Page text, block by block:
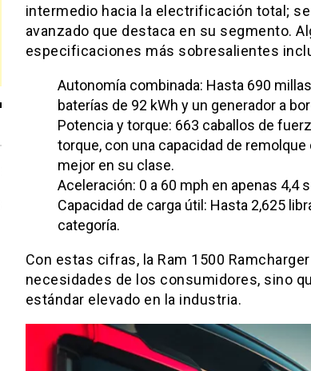
intermedio hacia la electrificación total;
avanzado que destaca en su segmento.
especificaciones más sobresalientes
Autonomía combinada: Hasta 690
baterías de 92 kWh y un generador a
Potencia y torque: 663 caballos de
torque, con una capacidad de remolque
mejor en su clase.
Aceleración: 0 a 60 mph en apenas 4,4
Capacidad de carga útil: Hasta 2,625
categoría.
Con estas cifras, la Ram 1500
necesidades de los consumidores, sino
estándar elevado en la industria.